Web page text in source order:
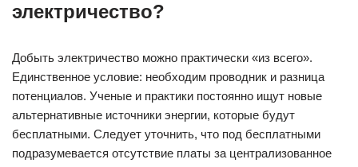
электричество?
Добыть электричество можно практически «из всего».
Единственное условие: необходим проводник и разница
потенциалов. Ученые и практики постоянно ищут новые
альтернативные источники энергии, которые будут
бесплатными. Следует уточнить, что под бесплатными
подразумевается отсутствие платы за централизованное